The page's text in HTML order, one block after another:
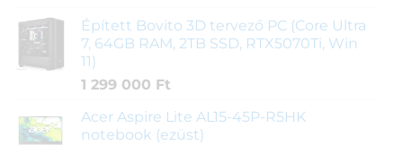
Épített Bovito 3D tervező PC (Core Ultra
7, 64GB RAM, 2TB SSD, RTX5070Ti, Win
11)
1 299 000 Ft
Acer Aspire Lite AL15-45P-R5HK
notebook (ezüst)